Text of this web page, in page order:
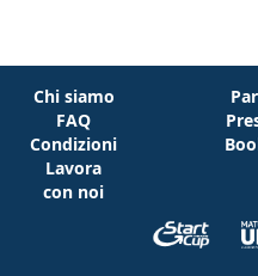
Chi siamo
FAQ
Condizioni
Lavora
con noi